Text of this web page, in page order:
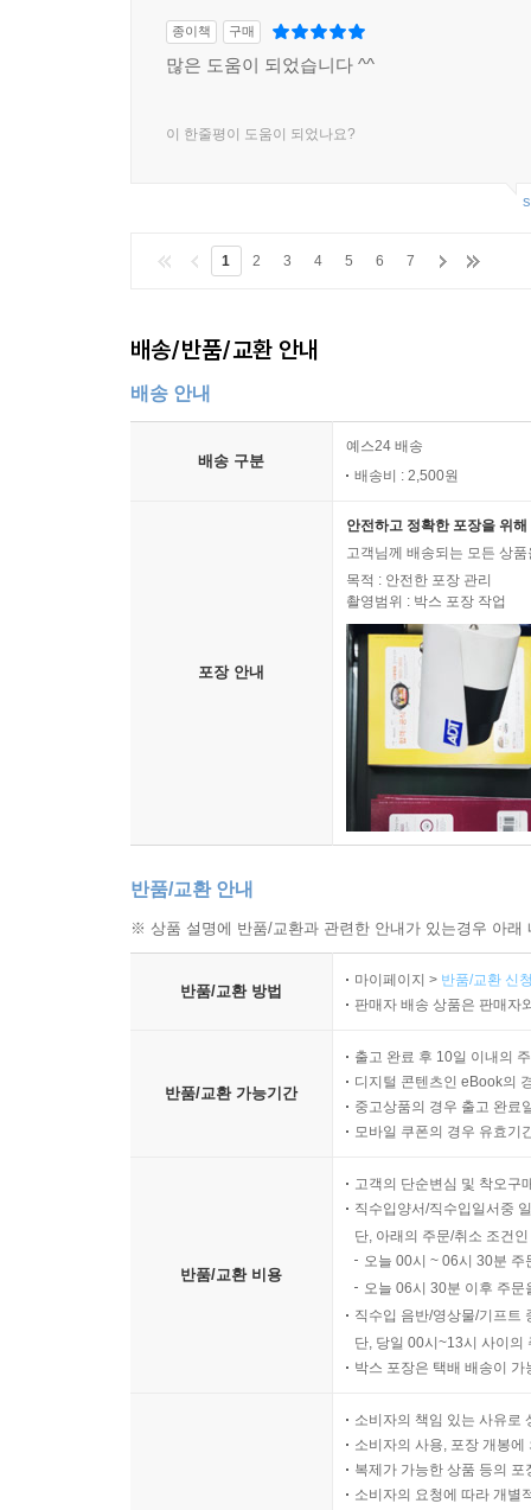
종이책 구매
많은 도움이 되었습니다 ^^
이 한줄평이 도움이 되었나요?
1 2 3 4 5 6 7
배송/반품/교환 안내
배송 안내
배송 구분
예스24 배송
배송비 : 2,500원
포장 안내
안전하고 정확한 포장을 위
고객님께 배송되는 모든 상
목적 : 안전한 포장 관리
촬영범위 : 박스 포장 작업
반품/교환 안내
※ 상품 설명에 반품/교환과 관련한 안내가 있는경우 아
반품/교환 방법
마이페이지 > 반품/교환 신
판매자 배송 상품은 판매자
반품/교환 가능기간
출고 완료 후 10일 이내의
디지털 콘텐츠인 eBook의
중고상품의 경우 출고 완료
모바일 쿠폰의 경우 유효기
반품/교환 비용
고객의 단순변심 및 착오구
직수입양서/직수입일서중
단, 아래의 주문/취소 조건
오늘 00시 ~ 06시 30분
오늘 06시 30분 이후 주
직수입 음반/영상물/기프트
단, 당일 00시~13시 사이의
박스 포장은 택배 배송이
소비자의 책임 있는 사유로
소비자의 사용, 포장 개봉
복제가 가능한 상품 등의
소비자의 요청에 따라 개별